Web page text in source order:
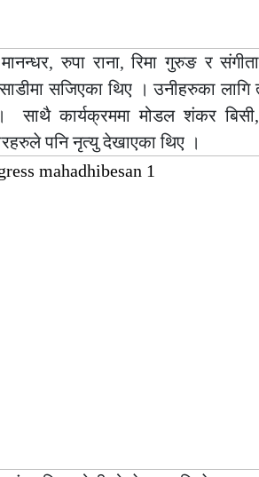
रुपा राना, रिमा गुरुङ र
सजिएका थिए । उनीहरुका लागि
कार्यक्रममा मोडल शंकर बिसी,
पनि नृत्यु देखाएका थिए ।